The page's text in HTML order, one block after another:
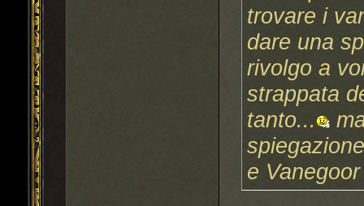
trovare i
dare una
rivolgo a
strappata
tanto...
e